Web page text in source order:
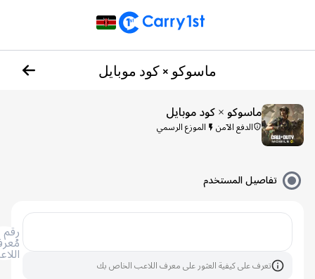
ماسوكو × كود موبايل
ماسوكو × كود موبايل
الدفع الآمن الموزع الرسمي
تفاصيل المستخدم
مُعرف
اللاعب
تعرف على كيفية العثور على معرف اللاعب الخاص بك